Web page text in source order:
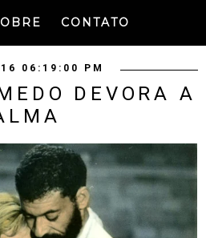
CONTATO
06:19:00 PM
DEVORA A